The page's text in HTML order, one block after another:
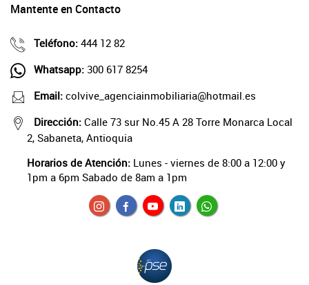
Mantente en Contacto
Teléfono: 444 12 82
Whatsapp: 300 617 8254
Email: colvive_agenciainmobiliaria@hotmail.es
Dirección: Calle 73 sur No.45 A 28 Torre Monarca Local
2, Sabaneta, Antioquia
Horarios de Atención: Lunes - viernes de 8:00 a 12:00 y
1pm a 6pm Sabado de 8am a 1pm